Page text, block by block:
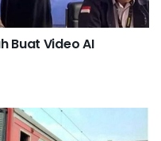
Buat Video AI